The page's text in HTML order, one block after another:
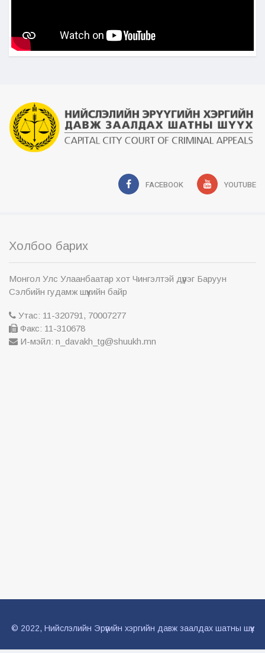
FACEBOOK YOUTUBE
Холбоо барих
Монгол Улс Улаанбаатар хот Чингэлтэй дүүрэг Баруун
Сэлбийн гудамж шүүхийн байр
Утас: 11-320791, 70007277
Факс: 11-310678
И-мэйл: n_davakh_tg@shuukh.mn
© 2022, Нийслэлийн Эрүүгийн хэргийн давж заалдах шатны шүүх